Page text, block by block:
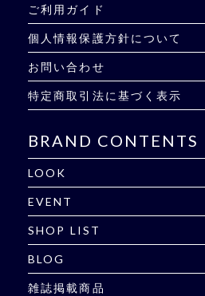
ご利用ガイド
個人情報保護方針について
お問い合わせ
特定商取引法に基づく表示
BRAND CONTENTS
LOOK
EVENT
SHOP LIST
BLOG
雑誌掲載商品